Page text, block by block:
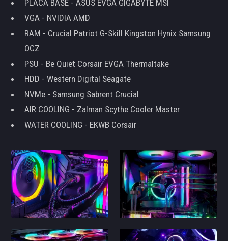
PLACA BASE - ASUS EVGA GIGABYTE MSI
VGA - NVIDIA AMD
RAM - Crucial Patriot G-Skill Kingston Hynix Samsung
OCZ
PSU - Be Quiet Corsair EVGA Thermaltake
HDD - Western Digital Seagate
NVMe - Samsung Sabrent Crucial
AIR COOLING - Zalman Scythe Cooler Master
WATER COOLING - EKWB Corsair